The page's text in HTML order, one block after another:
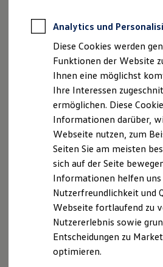
Zertifizierte
Für Privatkunden
Für Gewerbekunden
Leasing
Für Privatkunden
Für Gewerbekunden
Versicherungen &
Garantien
Kfz-Versicherung für
Wartungsverträge
Besitzer & Service
Reparatur & Service
Sommer-Special
Reparatur, Pflege &
Servicetermin
Service-Vorteile bei
ServicePlus
Economy Service
Räder & Reifen Service
Ersatzfahrzeuge
Impressum
Starke Georgsmarienhütte
Topsloh 2-6
49124 Georgsmarienhütte
Telefon: 05401 / 48 09 - 0
E-Mail:info.gmh@starke-
Geschäftsführung: Ingo Bronner
Handelsregister: Amtsgericht
persönlich haftende
Georgsmarienhütte Beteiligungs
(Handelsregister Amtsgericht
Analytics und
Diese Cookies werden
Funktionen der Website
Ihnen eine möglichst
Ihre Interessen
ermöglichen. Diese
Informationen darüber,
Webseite nutzen, zum
Seiten Sie am meisten
sich auf der Seite
Informationen helfen uns
Nutzerfreundlichkeit und
Webseite fortlaufend zu
Nutzererlebnis sowie
Entscheidungen zu
optimieren.